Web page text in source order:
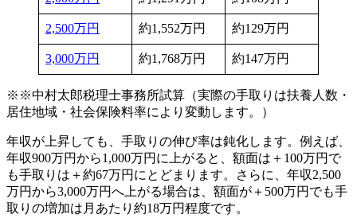
2,500万円 約1,552万円 約129万円
3,000万円 約1,768万円 約147万円
※※中村太郎税理士事務所試算（実際の手取りは扶養人数・
居住地域・社会保険料率により変動します。）
年収が上昇しても、手取りの伸び率は鈍化します。例えば、
年収900万円から1,000万円に上がると、額面は＋100万円で
も手取りは＋約67万円にとどまります。さらに、年収2,500
万円から3,000万円へ上がる場合は、額面が＋500万円でも手
取りの増加は月あたり約18万円程度です。